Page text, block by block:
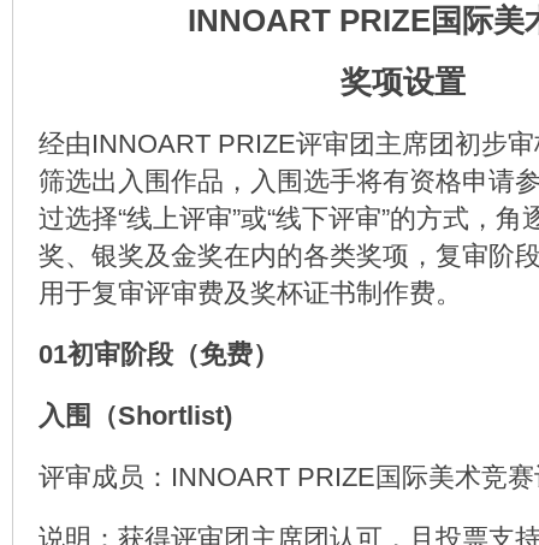
INNOART PRIZE国际美
奖项设置
经由INNOART PRIZE评审团主席团初步
筛选出入围作品，入围选手将有资格申请
过选择“线上评审”或“线下评审”的方式，
奖、银奖及金奖在内的各类奖项，复审阶
用于复审评审费及奖杯证书制作费。
01初审阶段（免费）
入围（Shortlist)
评审成员：INNOART PRIZE国际美术竞
说明：获得评审团主席团认可，且投票支